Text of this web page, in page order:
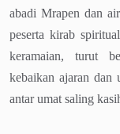
abadi Mrapen dan
peserta kirab
keramaian, turut
kebaikan ajaran dan
antar umat saling